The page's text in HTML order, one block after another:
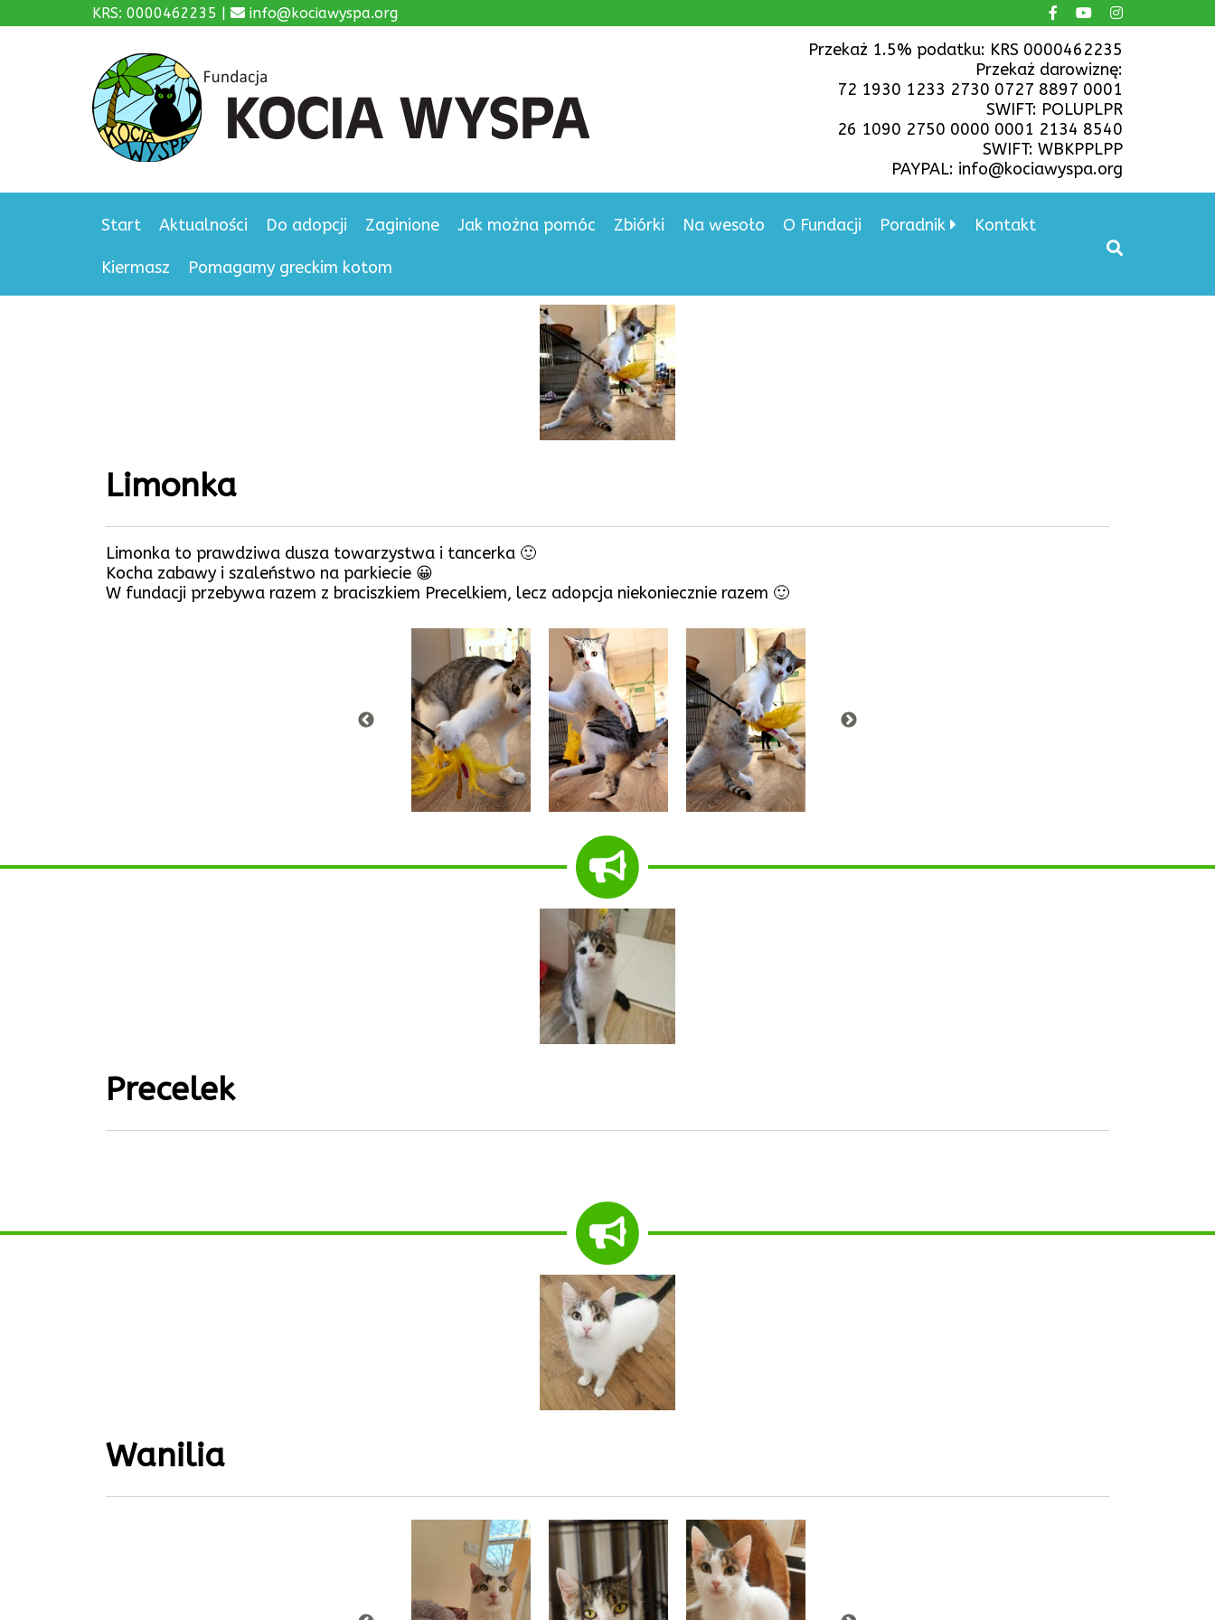
KRS: 0000462235 | info@kociawyspa.org
Przekaż 1.5% podatku: KRS 0000462235
Przekaż darowiznę:
72 1930 1233 2730 0727 8897 0001
SWIFT: POLUPLPR
26 1090 2750 0000 0001 2134 8540
SWIFT: WBKPPLPP
PAYPAL: info@kociawyspa.org
Start Aktualności Do adopcji Zaginione Jak można pomóc Zbiórki Na wesoło O Fundacji Poradnik Kontakt
Kiermasz Pomagamy greckim kotom
Limonka
Limonka to prawdziwa dusza towarzystwa i tancerka 🙂
Kocha zabawy i szaleństwo na parkiecie 😀
W fundacji przebywa razem z braciszkiem Precelkiem, lecz adopcja niekoniecznie razem 🙂
Precelek
Wanilia